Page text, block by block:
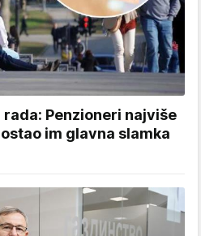
Penzioneri najviše
im glavna slamka